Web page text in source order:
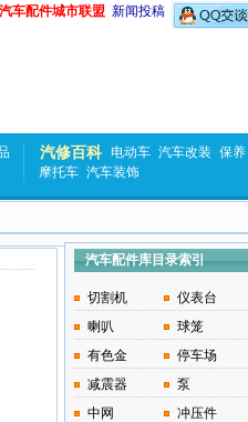
汽车配件城市联盟 新闻投稿
汽修百科 电动车 汽车改装 保养
摩托车 汽车装饰
汽车配件库目录索引
切割机 仪表台
喇叭
球笼
有色金
停车场
减震器
泵
中网
冲压件